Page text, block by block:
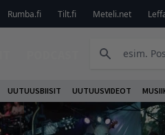
Rumba.fi Tilt.fi Meteli.net
UUTUUSBIISIT UUTUUSVIDEOT